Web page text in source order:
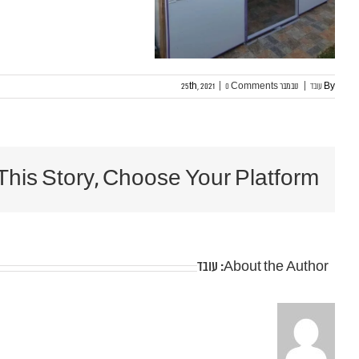
By עובד נובמבר 25th, 20210 Comments
Story, Choose Your Platform!
About the Author: עובד